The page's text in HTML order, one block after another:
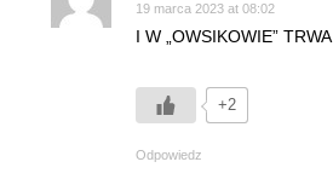
19 marca 2023 at 08:02
I W „OWSIKOWIE”
+2
Odpowiedz